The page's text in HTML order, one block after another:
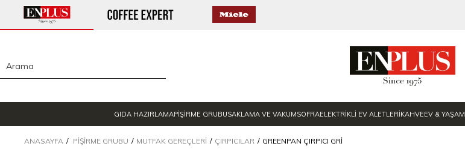
GIDA HAZIRLAMAPİŞİRME GRUBUSAKLAMA VE VAKUMSOFRAELEKTRİKLİ EV ALETLERİKAHVEEV & YAŞAM
ANASAYFA PIŞIRME GRUBU MUTFAK GEREÇLERI ÇIRPICILAR GREENPAN ÇIRPICI GRI